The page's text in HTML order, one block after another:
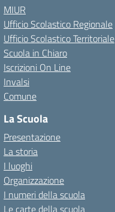
MIUR
Ufficio Scolastico Regionale
Ufficio Scolastico Territoriale
Scuola in Chiaro
Iscrizioni On Line
Invalsi
Comune
La Scuola
Presentazione
La storia
I luoghi
Organizzazione
I numeri della scuola
Le carte della scuola